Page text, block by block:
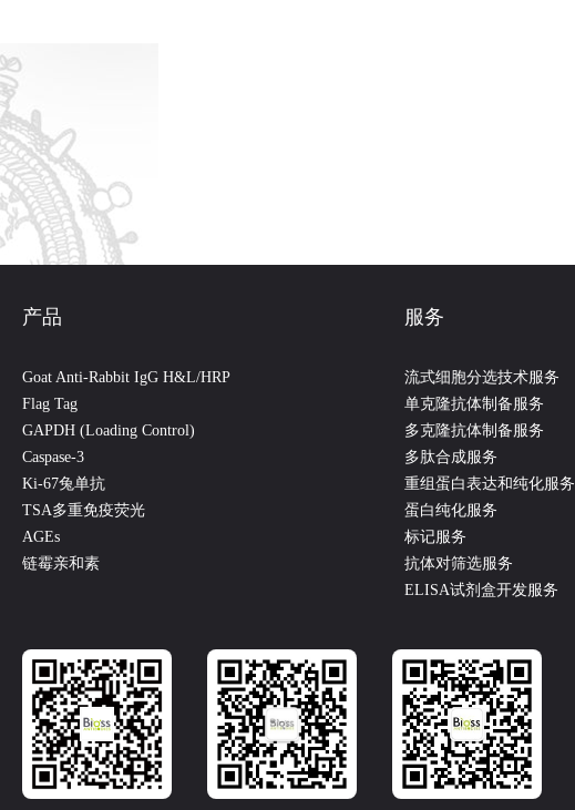
产品
Goat Anti-Rabbit IgG H&L/HRP
Flag Tag
GAPDH (Loading Control)
Caspase-3
Ki-67兔单抗
TSA多重免疫荧光
AGEs
链霉亲和素
服务
流式细胞分选技术服务
单克隆抗体制备服务
多克隆抗体制备服务
多肽合成服务
重组蛋白表达和纯化服务
蛋白纯化服务
标记服务
抗体对筛选服务
ELISA试剂盒开发服务